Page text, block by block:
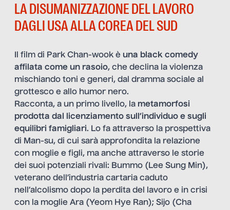
LA DISUMANIZZAZIONE DEL LAVORO
DAGLI USA ALLA COREA DEL SUD
Il film di Park Chan-wook è una black comedy
affilata come un rasoio, che declina la violenza
mischiando toni e generi, dal dramma sociale al
grottesco e allo humor nero.
Racconta, a un primo livello, la metamorfosi
prodotta dal licenziamento sull’individuo e sugli
equilibri famigliari. Lo fa attraverso la prospettiva
di Man-su, di cui sarà approfondita la relazione
con moglie e figli, ma anche attraverso le storie
dei suoi potenziali rivali: Bummo (Lee Sung Min),
veterano dell’industria cartaria caduto
nell’alcolismo dopo la perdita del lavoro e in crisi
con la moglie Ara (Yeom Hye Ran); Sijo (Cha